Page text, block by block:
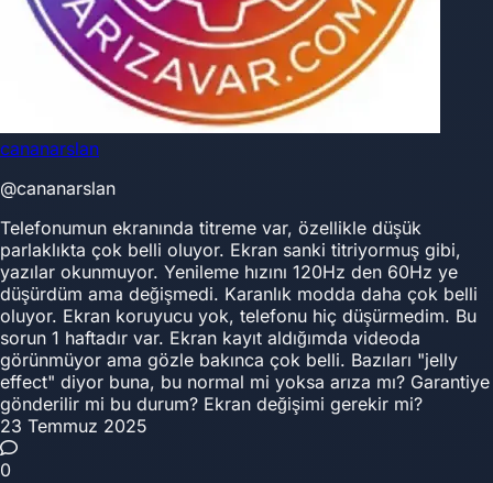
cananarslan
@cananarslan
Telefonumun ekranında titreme var, özellikle düşük
parlaklıkta çok belli oluyor. Ekran sanki titriyormuş gibi,
yazılar okunmuyor. Yenileme hızını 120Hz den 60Hz ye
düşürdüm ama değişmedi. Karanlık modda daha çok belli
oluyor. Ekran koruyucu yok, telefonu hiç düşürmedim. Bu
sorun 1 haftadır var. Ekran kayıt aldığımda videoda
görünmüyor ama gözle bakınca çok belli. Bazıları "jelly
effect" diyor buna, bu normal mi yoksa arıza mı? Garantiye
gönderilir mi bu durum? Ekran değişimi gerekir mi?
23 Temmuz 2025
0